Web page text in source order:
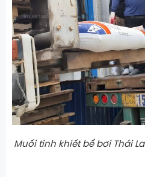
Muối tinh khiết bể bơi Thái